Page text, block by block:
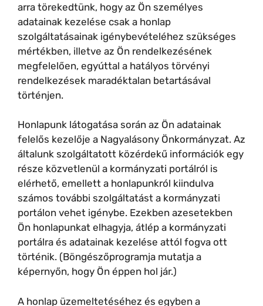
arra törekedtünk, hogy az Ön személyes
adatainak kezelése csak a honlap
szolgáltatásainak igénybevételéhez szükséges
mértékben, illetve az Ön rendelkezésének
megfelelően, egyúttal a hatályos törvényi
rendelkezések maradéktalan betartásával
történjen.
Honlapunk látogatása során az Ön adatainak
felelős kezelője a Nagyalásony Önkormányzat. Az
általunk szolgáltatott közérdekű információk egy
része közvetlenül a kormányzati portálról is
elérhető, emellett a honlapunkról kiindulva
számos további szolgáltatást a kormányzati
portálon vehet igénybe. Ezekben azesetekben
Ön honlapunkat elhagyja, átlép a kormányzati
portálra és adatainak kezelése attól fogva ott
történik. (Böngészőprogramja mutatja a
képernyőn, hogy Ön éppen hol jár.)
A honlap üzemeltetéséhez és egyben a